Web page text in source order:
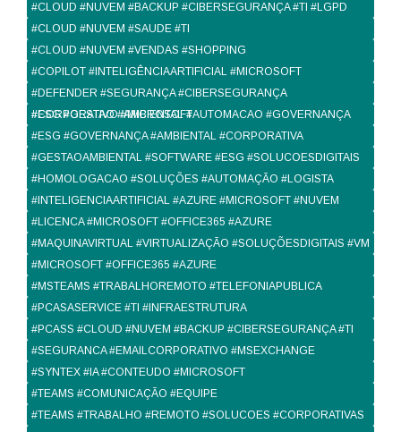
#CLOUD #NUVEM #BACKUP #CIBERSEGURANÇA #TI #LGPD
#CLOUD #NUVEM #SAUDE #TI
#CLOUD #NUVEM #VENDAS #SHOPPING
#COPILOT #INTELIGÊNCIAARTIFICIAL #MICROSOFT
#DEFENDER #SEGURANÇA #CIBERSEGURANÇA
#CORPORATIVO #MICROSOFT
#ESG #GESTAO #AMBIENTAL #AUTOMACAO #GOVERNANÇA
#ESG #GOVERNANÇA #AMBIENTAL #CORPORATIVA
#GESTAOAMBIENTAL #SOFTWARE #ESG #SOLUCOESDIGITAIS
#HOMOLOGACAO #SOLUÇÕES #AUTOMAÇÃO #LOGISTA
#INTELIGENCIAARTIFICIAL #AZURE #MICROSOFT #NUVEM
#LICENCA #MICROSOFT #OFFICE365 #AZURE
#MAQUINAVIRTUAL #VIRTUALIZAÇÃO #SOLUÇÕESDIGITAIS #VM
#MICROSOFT #OFFICE365 #AZURE
#MSTEAMS #TRABALHOREMOTO #TELEFONIAPUBLICA
#PCASASERVICE #TI #INFRAESTRUTURA
#PCASS #CLOUD #NUVEM #BACKUP #CIBERSEGURANÇA #TI
#SEGURANCA #EMAILCORPORATIVO #MSEXCHANGE
#SYNTEX #IA #CONTEUDO #MICROSOFT
#TEAMS #COMUNICAÇÃO #EQUIPE
#TEAMS #TRABALHO #REMOTO #SOLUCOES #CORPORATIVAS